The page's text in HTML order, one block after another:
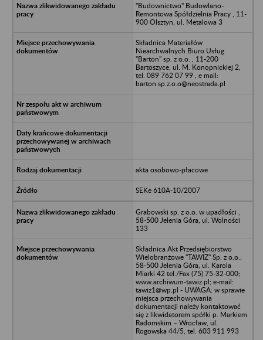
"Budownictwo" Budowlano-
Remontowa Spółdzielnia Pracy , 11-
900 Olsztyn, ul. Metalowa 3
Składnica Materiałów
Niearchwalnych Biuro Usług
"Barton" sp. z o.o. , 11-200
Bartoszyce, ul. M. Konopnickiej 2,
tel. 089 762 07 99 , e mail:
barton.sp.z.o.o@neostrada.pl
akta osobowo-płacowe
SEKe 610A-10/2007
Grabowski sp. z o.o. w upadłości ,
58-500 Jelenia Góra, ul. Wolności
133
Składnica Akt Przedsiębiorstwo
Wielobranżowe "TAWIZ" Sp. z o.o.;
58-500 Jelenia Góra, ul. Karola
Miarki 42 tel./Fax (75) 75-32-000;
www.archiwum-tawiz.pl; e-mail:
tawiz1@wp.pl - UWAGA: w sprawie
miejsca przechowywania
dokumentacji należy kontaktować
się z likwidatorem spółki p. Markiem
Radomskim – Wrocław, ul.
Rogowska 44/5, tel. 603 911 993